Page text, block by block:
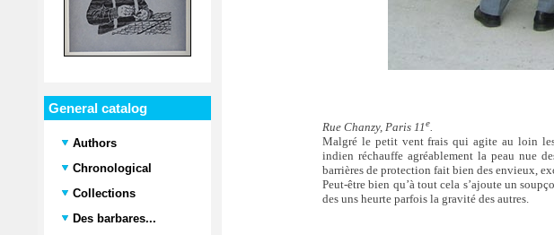
General catalog
Authors
Chronological
Collections
Des barbares...
Rue Chanzy, Paris 11e.
Malgré le petit vent frais qui agite au loin
indien réchauffe agréablement la peau nue
barrières de protection fait bien des envieux,
Peut-être bien qu’à tout cela s’ajoute un
des uns heurte parfois la gravité des autres.